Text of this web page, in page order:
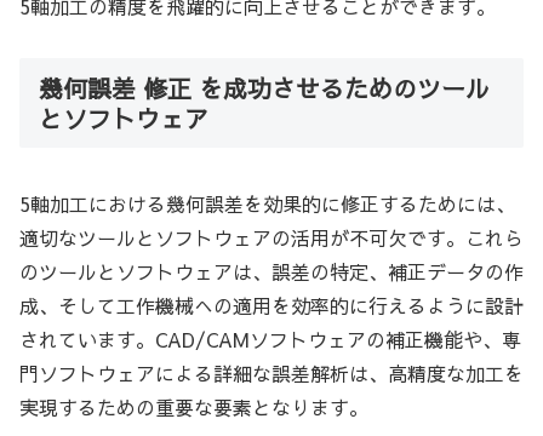
5軸加工の精度を飛躍的に向上させることができます。
幾何誤差 修正 を成功させるためのツール
とソフトウェア
5軸加工における幾何誤差を効果的に修正するためには、
適切なツールとソフトウェアの活用が不可欠です。これら
のツールとソフトウェアは、誤差の特定、補正データの作
成、そして工作機械への適用を効率的に行えるように設計
されています。CAD/CAMソフトウェアの補正機能や、専
門ソフトウェアによる詳細な誤差解析は、高精度な加工を
実現するための重要な要素となります。